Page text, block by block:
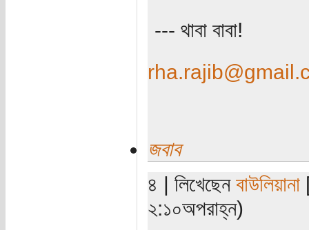
--- থাবা বাবা!
জবাব
৪ | লিখেছেন বাউলিয়ানা
২:১০অপরাহ্ন)